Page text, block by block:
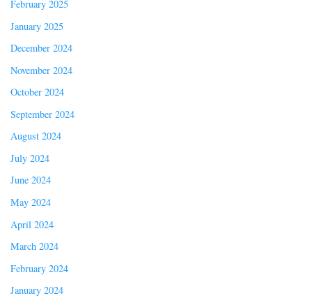
February 2025
January 2025
December 2024
November 2024
October 2024
September 2024
August 2024
July 2024
June 2024
May 2024
April 2024
March 2024
February 2024
January 2024